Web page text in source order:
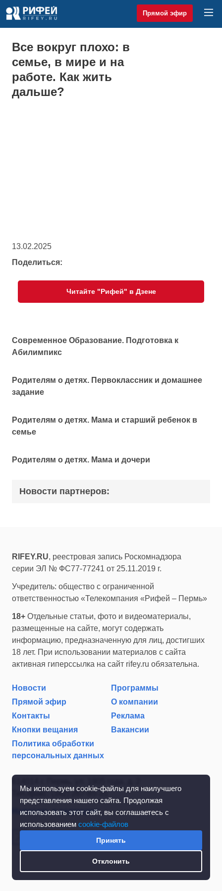
Прямой эфир
Все вокруг плохо: в
семье, в мире и на
работе. Как жить
дальше?
13.02.2025
Поделиться:
Читайте "Рифей" в Дзене
Мы используем cookie-файлы для наилучшего
представления нашего сайта. Продолжая
использовать этот сайт, вы соглашаетесь с
использованием cookie-файлов
Принять
Отклонить
Современное Образование. Подготовка к
Абилимпикс
Родителям о детях. Первоклассник и домашнее
задание
Родителям о детях. Мама и старший ребенок в
семье
Родителям о детях. Мама и дочери
Новости партнеров:
RIFEY.RU, реестровая запись Роскомнадзора
серии ЭЛ № ФС77-77241 от 25.11.2019 г.
Учредитель: общество с ограниченной
ответственностью «Телекомпания «Рифей – Пермь»
18+ Отдельные статьи, фото и видеоматериалы,
размещенные на сайте, могут содержать
информацию, предназначенную для лиц, достигших
18 лет. При использовании материалов с сайта
активная гиперссылка на сайт rifey.ru обязательна.
Новости
Программы
Прямой эфир
О компании
Контакты
Реклама
Кнопки вещания
Вакансии
Политика обработки
персональных данных
Тел./факс: (342) 267-85-35
Написать в редакцию